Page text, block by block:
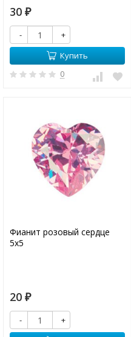
30 ₽
-
+
Купить
0
Фианит розовый сердце
5х5
20 ₽
-
+